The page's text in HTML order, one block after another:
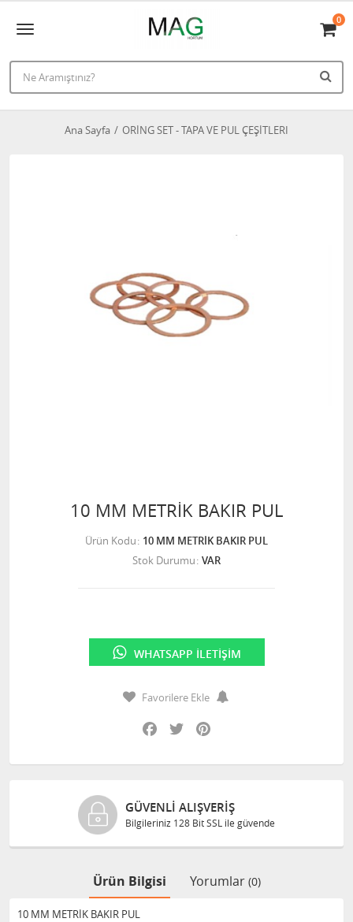
0
Ana Sayfa ORİNG SET - TAPA VE PUL ÇEŞİTLERI
10 MM METRİK BAKIR PUL
Ürün Kodu 10 MM METRİK BAKIR PUL
Stok Durumu VAR
WHATSAPP İLETIŞIM
Favorilere Ekle
Facebook
Twitter
GÜVENLI ALIŞVERIŞ
Bilgileriniz 128 Bit SSL ile güvende
Ürün Bilgisi Yorumlar (0)
10 MM METRİK BAKIR PUL